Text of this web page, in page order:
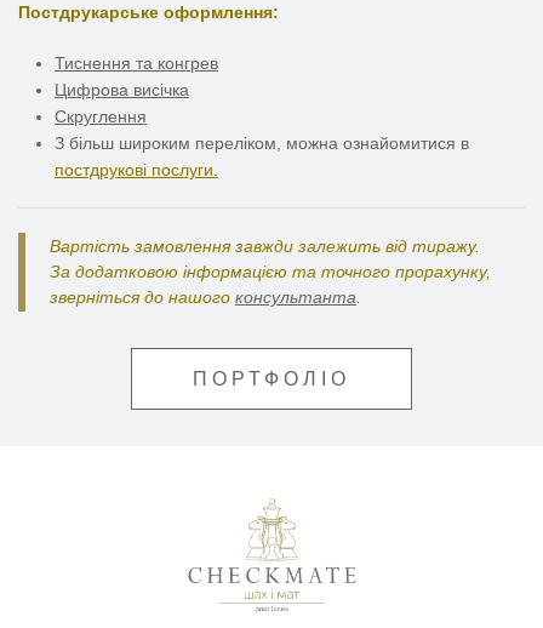
Постдрукарське оформлення:
Тиснення та конгрев
Цифрова висічка
Скруглення
З більш широким переліком, можна ознайомитися в
постдрукові послуги.
Вартість замовлення завжди залежить від тиражу.
За додатковою інформацією та точного прорахунку,
зверніться до нашого консультанта
ПОРТФОЛІО